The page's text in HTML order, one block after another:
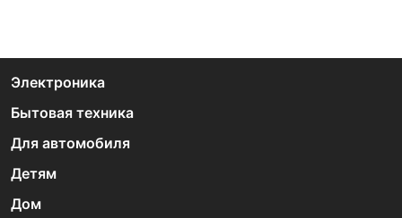
Электроника
Бытовая техника
Для автомобиля
Детям
Дом